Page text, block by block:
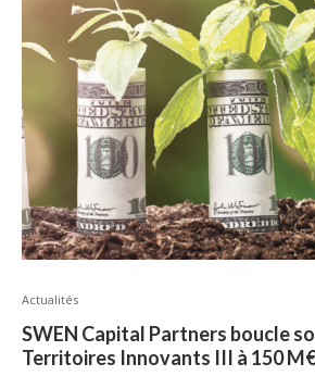
Actualités
SWEN Capital Partners boucle
Territoires Innovants III à 150